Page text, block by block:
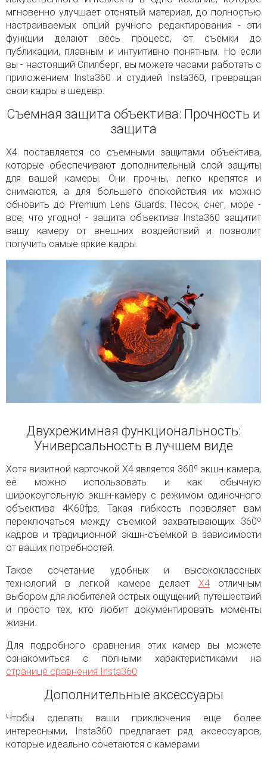
мгновенно улучшает отснятый материал, до полностью
настраиваемых опций ручного редактирования - эти
функции делают весь процесс, от съемки до
публикации, плавным и интуитивно понятным. Но если
вы - настоящий Спилберг, вы можете часами работать с
приложением Insta360 и студией Insta360, превращая
свои кадры в шедевр.
Съемная защита объектива: Прочность и
защита
X4 поставляется со съемными защитами объектива,
которые обеспечивают дополнительный слой защиты
для вашей камеры. Они прочны, легко крепятся и
снимаются, а для большего спокойствия их можно
обновить до Premium Lens Guards. Песок, снег, море -
все, что угодно! - защита объектива Insta360 защитит
вашу камеру от внешних воздействий и позволит
получить самые яркие кадры.
Двухрежимная функциональность:
Универсальность в лучшем виде
Хотя визитной карточкой X4 является 360º экшн-камера,
ее можно использовать и как обычную
широкоугольную экшн-камеру с режимом одиночного
объектива 4K60fps. Такая гибкость позволяет вам
переключаться между съемкой захватывающих 360º
кадров и традиционной экшн-съемкой в зависимости
от ваших потребностей.
Такое сочетание удобных и высококлассных
технологий в легкой камере делает X4отличным
выбором для любителей острых ощущений, путешествий
и просто тех, кто любит документировать моменты
жизни.
Для подробного сравнения этих камер вы можете
ознакомиться с полными характеристиками на
странице сравнения Insta360
Дополнительные аксессуары
Чтобы сделать ваши приключения еще более
интересными, Insta360 предлагает ряд аксессуаров,
которые идеально сочетаются с камерами.